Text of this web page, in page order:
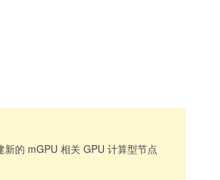
的 mGPU 相关 GPU 计算型节点